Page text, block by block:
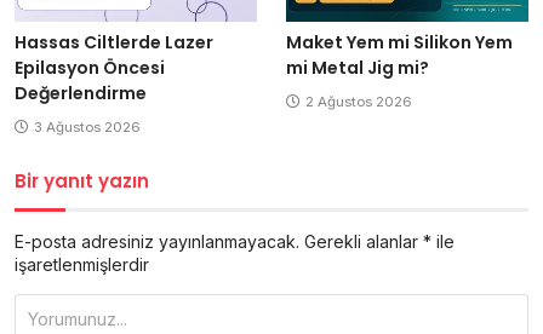
Hassas Ciltlerde Lazer
Epilasyon Öncesi
Değerlendirme
3 Ağustos 2026
Maket Yem mi Silikon Yem
mi Metal Jig mi?
2 Ağustos 2026
Bir yanıt yazın
E-posta adresiniz yayınlanmayacak. Gerekli alanlar * ile
işaretlenmişlerdir